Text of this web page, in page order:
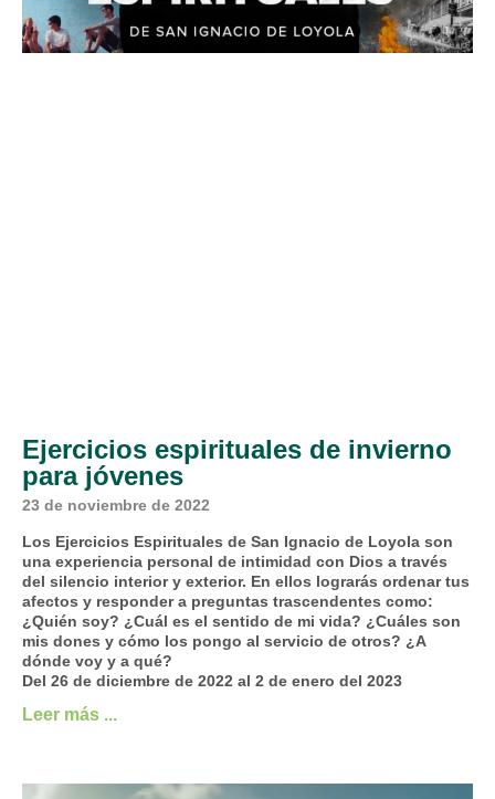
Ejercicios espirituales de invierno
para jóvenes
23 de noviembre de 2022
Los Ejercicios Espirituales de San Ignacio de Loyola son
una experiencia personal de intimidad con Dios a través
del silencio interior y exterior. En ellos lograrás ordenar tus
afectos y responder a preguntas trascendentes como:
¿Quién soy? ¿Cuál es el sentido de mi vida? ¿Cuáles son
mis dones y cómo los pongo al servicio de otros? ¿A
dónde voy y a qué?
Del 26 de diciembre de 2022 al 2 de enero del 2023
Leer más ...